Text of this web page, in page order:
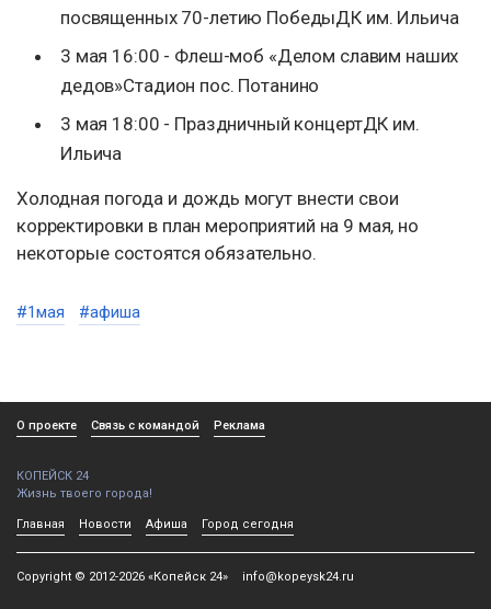
посвященных 70-летию ПобедыДК им. Ильича
3 мая 16:00 - Флеш-моб «Делом славим наших
дедов»Стадион пос. Потанино
3 мая 18:00 - Праздничный концертДК им.
Ильича
Холодная погода и дождь могут внести свои
корректировки в план мероприятий на 9 мая, но
некоторые состоятся обязательно.
#1мая #афиша
О проекте Связь с командой Реклама
КОПЕЙСК 24
Жизнь твоего города!
Главная Новости Афиша Город сегодня
Copyright © 2012-2026 «Копейск 24» info@kopeysk24.ru